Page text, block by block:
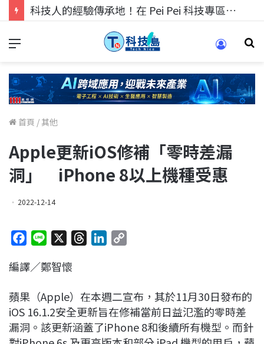
科技人的經驗傳承地！在 Pei Pei 科技專區，與學弟妹交流最硬核的技術
首頁 /其他
Apple更新iOS修補「零時差漏
洞」 iPhone 8以上機種受惠
2022-12-14
c
b
o
o
n
a
d
s
e
d
I
L
i
n
編譯／鄭智懷
蘋果（Apple）在本週二宣布，其於11月30日發布的
iOS 16.1.2安全更新旨在修補當前日益氾濫的零時差
漏洞。該更新涵蓋了iPhone 8和後續所有機型。而針